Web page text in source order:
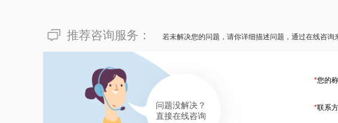
推荐咨询服务： 若未解决您的问题，请你详细描述问题，通过在线咨询
问题没解决？
直接在线咨询
*您的
*联系